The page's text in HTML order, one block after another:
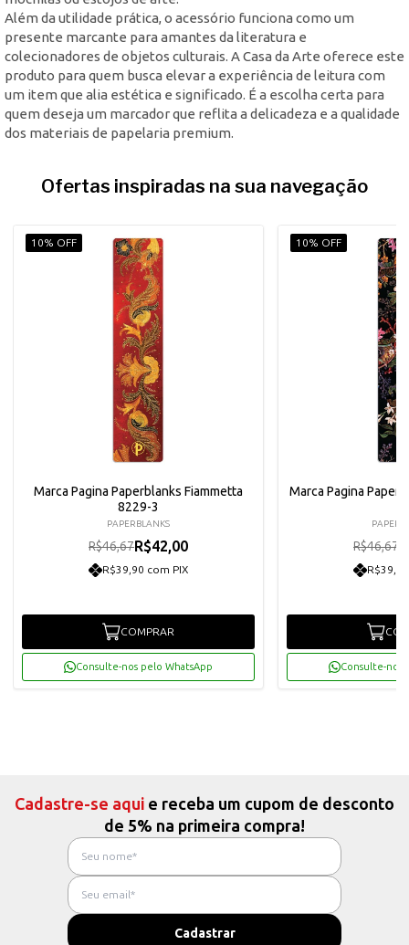
Além da utilidade prática, o acessório funciona como um
presente marcante para amantes da literatura e
colecionadores de objetos culturais. A Casa da Arte oferece este
produto para quem busca elevar a experiência de leitura com
um item que alia estética e significado. É a escolha certa para
quem deseja um marcador que reflita a delicadeza e a qualidade
dos materiais de papelaria premium.
Ofertas inspiradas na sua navegação
10% OFF
Marca Pagina Paperblanks Fiammetta
8229-3
PAPERBLANKS
R$46,67R$42,00
R$39,90 com PIX
COMPRAR
Consulte-nos pelo WhatsApp
10% OFF
Marca Pagina
R$46,67
Consulte-nos
Cadastre-se aqui e receba um cupom de desconto
de 5% na primeira compra!